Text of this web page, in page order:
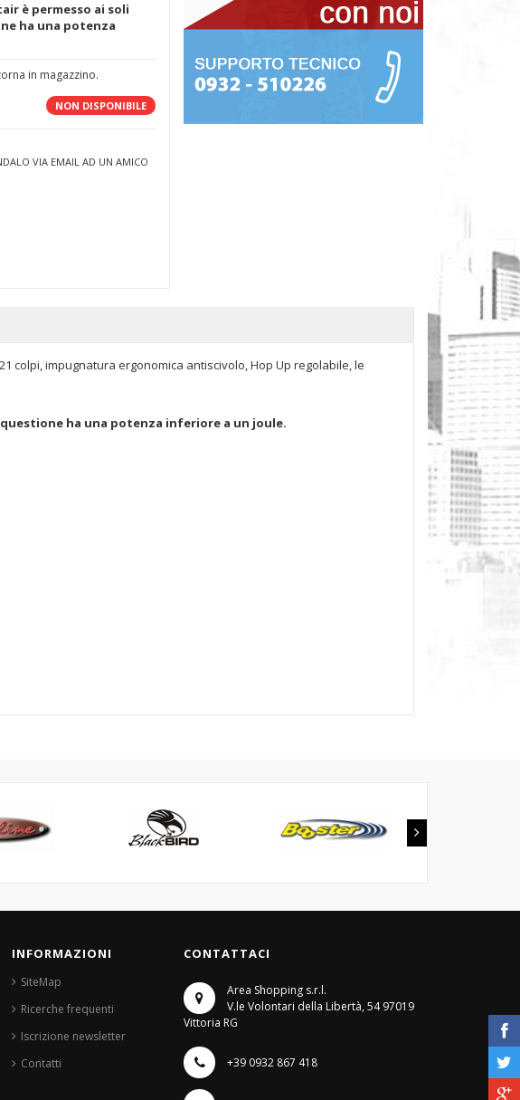
è permesso ai soli
ha una potenza
in magazzino.
NON DISPONIBILE
VIA EMAIL AD UN AMICO
colpi, impugnatura ergonomica antiscivolo, Hop Up regolabile, le
ha una potenza inferiore a un joule.
INFORMAZIONI
SiteMap
Ricerche frequenti
Iscrizione newsletter
Contatti
CONTATTACI
Area Shopping s.r.l.
V.le Volontari della Libertà, 5497019
Vittoria RG
+39 0932 867 418